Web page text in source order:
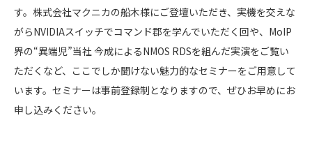
す。株式会社マクニカの船木様にご登壇いただき、実機を交えな
がらNVIDIAスイッチでコマンド郡を学んでいただく回や、MoIP
界の“異端児”当社 今成によるNMOS RDSを組んだ実演をご覧い
ただくなど、ここでしか聞けない魅力的なセミナーをご用意して
います。セミナーは事前登録制となりますので、ぜひお早めにお
申し込みください。